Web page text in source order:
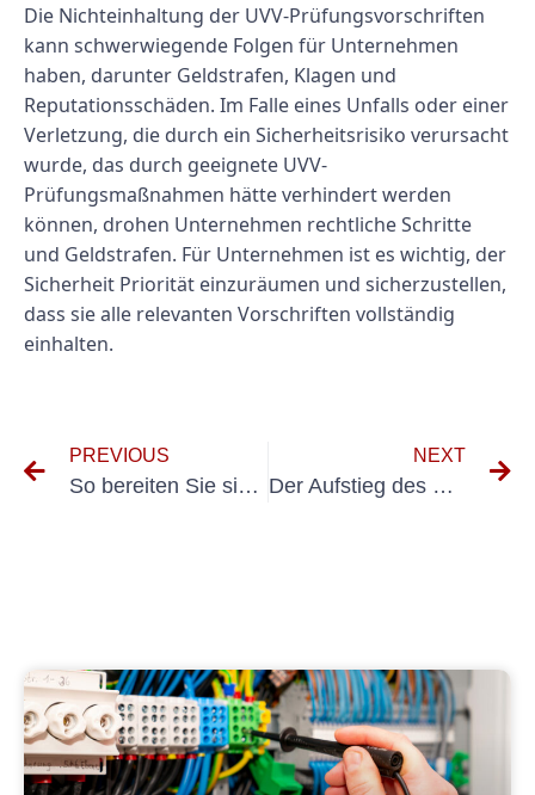
Die Nichteinhaltung der UVV-Prüfungsvorschriften
kann schwerwiegende Folgen für Unternehmen
haben, darunter Geldstrafen, Klagen und
Reputationsschäden. Im Falle eines Unfalls oder einer
Verletzung, die durch ein Sicherheitsrisiko verursacht
wurde, das durch geeignete UVV-
Prüfungsmaßnahmen hätte verhindert werden
können, drohen Unternehmen rechtliche Schritte
und Geldstrafen. Für Unternehmen ist es wichtig, der
Sicherheit Priorität einzuräumen und sicherzustellen,
dass sie alle relevanten Vorschriften vollständig
einhalten.
PREVIOUS
So bereiten Sie sich auf die UVV-Prüfung in Germering vor und bestehen diese
NEXT
Der Aufstieg des E-Check-Börsenmakler: Ein Game-Changer im Online-Handel